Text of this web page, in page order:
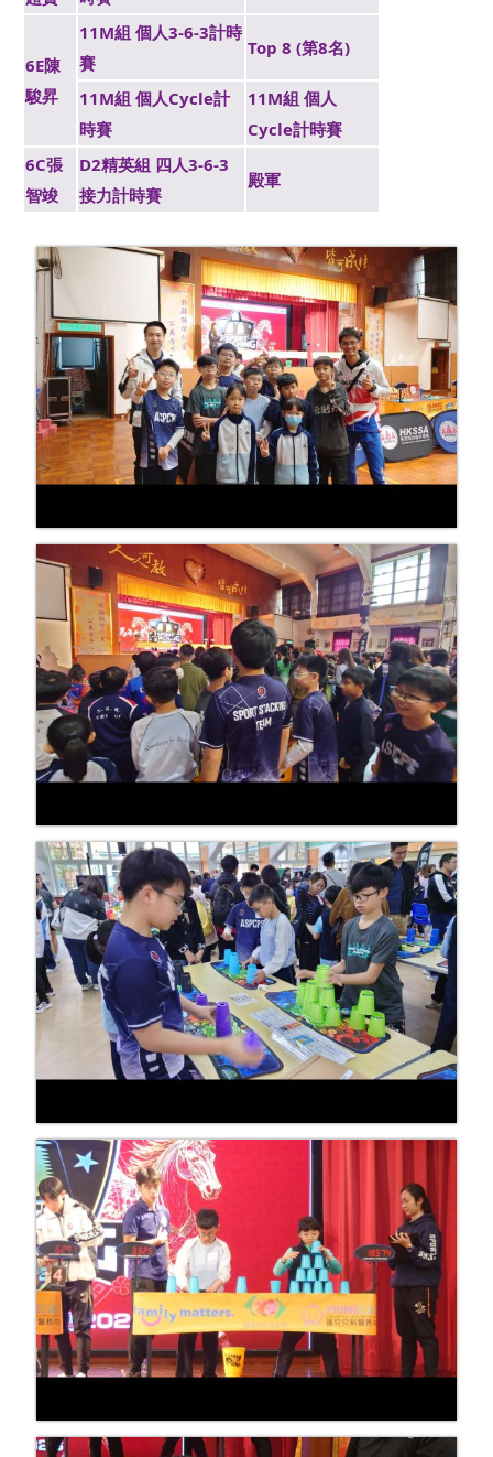
6E陳
駿昇
11M組 個人3-6-3計時
賽
Top 8 (第8名)
11M組 個人Cycle計
時賽
11M組 個人
Cycle計時賽
6C張
智竣
D2精英組 四人3-6-3
接力計時賽
殿軍